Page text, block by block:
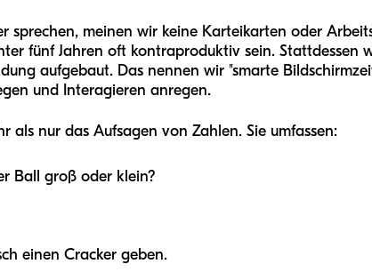
meinen wir keine Karteikarten oder
fünf Jahren oft kontraproduktiv sein. Stattdessen
aufgebaut. Das nennen wir "smarte
und Interagieren anregen.
als nur das Aufsagen von Zahlen. Sie umfassen:
Ball groß oder klein?
einen Cracker geben.